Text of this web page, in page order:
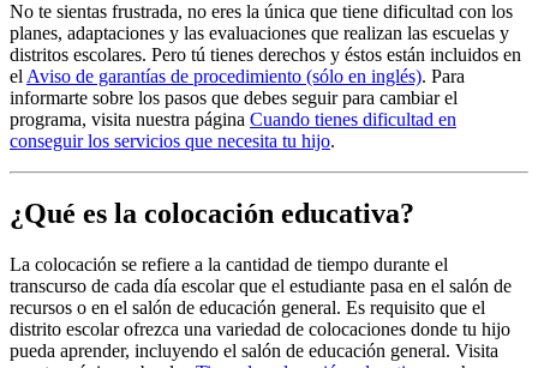
No te sientas frustrada, no eres la única que tiene dificultad con los
planes, adaptaciones y las evaluaciones que realizan las escuelas y
distritos escolares. Pero tú tienes derechos y éstos están incluidos en
el Aviso de garantías de procedimiento (sólo en inglés). Para
informarte sobre los pasos que debes seguir para cambiar el
programa, visita nuestra página Cuando tienes dificultad en
conseguir los servicios que necesita tu hijo.
¿Qué es la colocación educativa?
La colocación se refiere a la cantidad de tiempo durante el
transcurso de cada día escolar que el estudiante pasa en el salón de
recursos o en el salón de educación general. Es requisito que el
distrito escolar ofrezca una variedad de colocaciones donde tu hijo
pueda aprender, incluyendo el salón de educación general. Visita